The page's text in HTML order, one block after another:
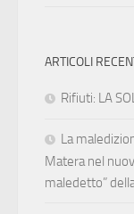
ARTICOLI
Rifiuti: LA
La
Matera nel
maledetto”